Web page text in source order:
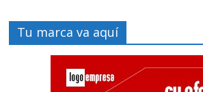
Tu marca va aquí